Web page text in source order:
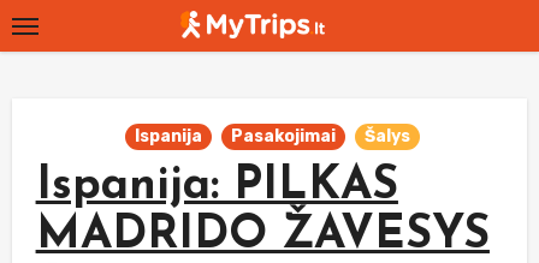
Skip
to
Ispanija Pasakojimai Šalys
Ispanija: PILKAS
MADRIDO ŽAVESYS